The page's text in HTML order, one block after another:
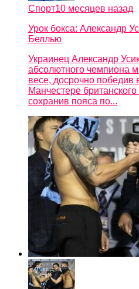
Спорт10 месяцев назад
Урок бокса: Александр
Беллью
Украинец Александр
абсолютного чемпиона
весе, досрочно победив
Манчестере
сохранив пояса по...